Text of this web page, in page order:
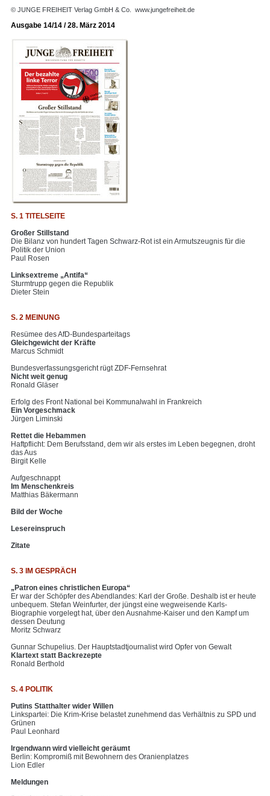
© JUNGE FREIHEIT Verlag GmbH & Co. www.jungefreiheit.de
Ausgabe 14/14 / 28. März 2014
S. 1 TITELSEITE
Großer Stillstand
Die Bilanz von hundert Tagen Schwarz-Rot ist ein Armutszeugnis für die
Politik der Union
Paul Rosen
Linksextreme „Antifa“
Sturmtrupp gegen die Republik
Dieter Stein
S. 2 MEINUNG
Resümee des AfD-Bundesparteitags
Gleichgewicht der Kräfte
Marcus Schmidt
Bundesverfassungsgericht rügt ZDF-Fernsehrat
Nicht weit genug
Ronald Gläser
Erfolg des Front National bei Kommunalwahl in Frankreich
Ein Vorgeschmack
Jürgen Liminski
Rettet die Hebammen
Haftpflicht: Dem Berufsstand, dem wir als erstes im Leben begegnen, droht
das Aus
Birgit Kelle
Aufgeschnappt
Im Menschenkreis
Matthias Bäkermann
Bild der Woche
Lesereinspruch
Zitate
S. 3 IM GESPRÄCH
„Patron eines christlichen Europa“
Er war der Schöpfer des Abendlandes: Karl der Große. Deshalb ist er heute
unbequem. Stefan Weinfurter, der jüngst eine wegweisende Karls-
Biographie vorgelegt hat, über den Ausnahme-Kaiser und den Kampf um
dessen Deutung
Moritz Schwarz
Gunnar Schupelius. Der Hauptstadtjournalist wird Opfer von Gewalt
Klartext statt Backrezepte
Ronald Berthold
S. 4 POLITIK
Putins Statthalter wider Willen
Linkspartei: Die Krim-Krise belastet zunehmend das Verhältnis zu SPD und
Grünen
Paul Leonhard
Irgendwann wird vielleicht geräumt
Berlin: Kompromiß mit Bewohnern des Oranienplatzes
Lion Edler
Meldungen